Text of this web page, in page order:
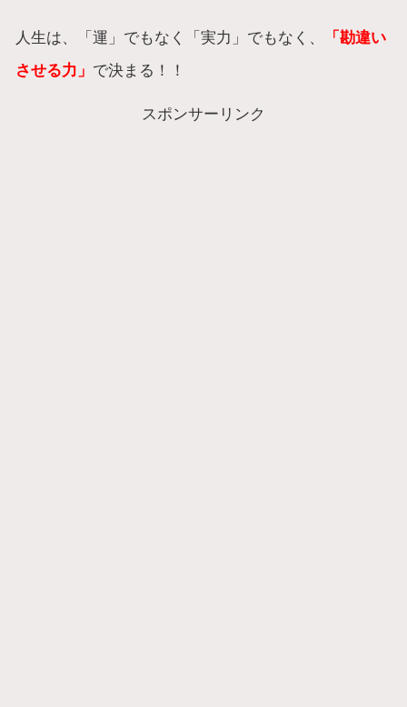
人生は、「運」でもなく「実力」でもなく、
「勘違い
させる力」 で決まる！！
スポンサーリンク